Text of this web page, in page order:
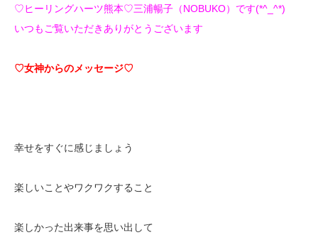
♡ヒーリングハーツ熊本♡三浦暢子（NOBUKO）です(*^_^*)
いつもご覧いただきありがとうございます
♡女神からのメッセージ♡
幸せをすぐに感じましょう
楽しいことやワクワクすること
楽しかった出来事を思い出して